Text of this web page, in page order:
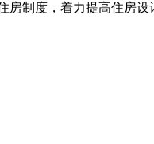
制度，着力提高住房